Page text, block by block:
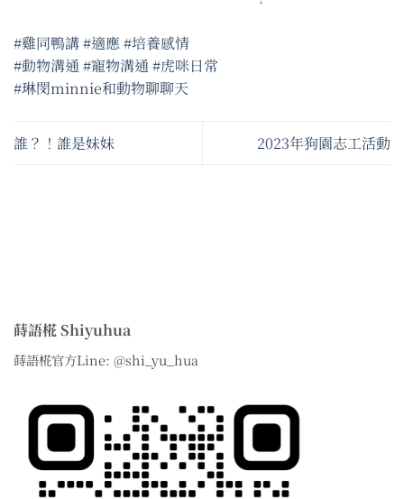
#雞同鴨講#適應 #培養感情
#動物溝通 #寵物溝通 #虎咪日常
#琳閔minnie和動物聊聊天
誰？！誰是妹妹 2023年狗園志工活動
蒔語椛 Shiyuhua
蒔語椛官方Line: @shi_yu_hua